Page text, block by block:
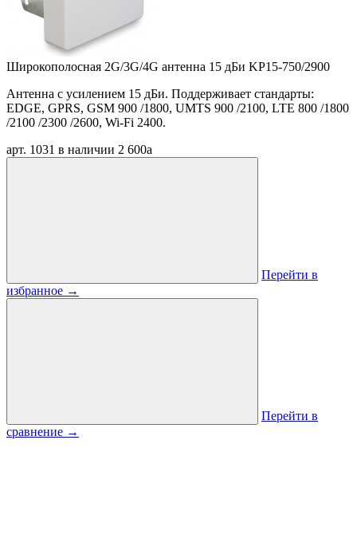
Широкополосная 2G/3G/4G антенна 15 дБи KP15-750/2900
Антенна с усилением 15 дБи. Поддерживает стандарты:
EDGE, GPRS, GSM 900 /1800, UMTS 900 /2100, LTE 800 /1800
/2100 /2300 /2600, Wi-Fi 2400.
арт. 1031 в наличии 2 600a
Перейти в
избранное →
Перейти в
сравнение →